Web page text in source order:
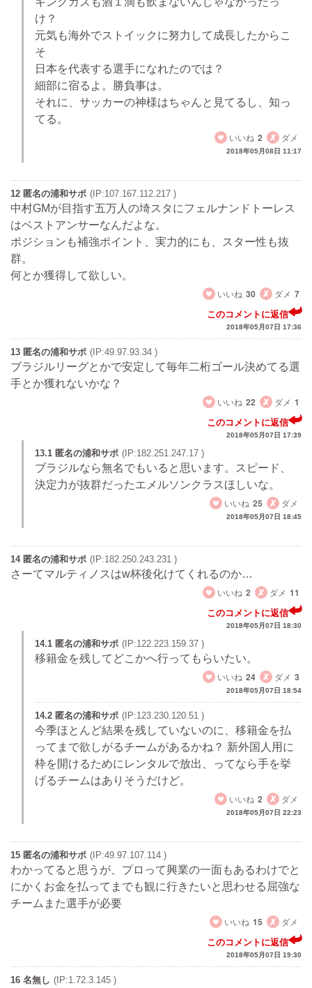
け？
元気も海外でストイックに努力して成長したからこ
そ
日本を代表する選手になれたのでは？
細部に宿るよ。勝負事は。
それに、サッカーの神様はちゃんと見てるし、知っ
てる。
いいね 2 ダメ
2018年05月08日 11:17
12 匿名の浦和サポ (IP:107.167.112.217 )
中村GMが目指す五万人の埼スタにフェルナンドトーレス
はベストアンサーなんだよな。
ポジションも補強ポイント、実力的にも、スター性も抜
群。
何とか獲得して欲しい。
いいね 30 ダメ 7
このコメントに返信
2018年05月07日 17:36
13 匿名の浦和サポ (IP:49.97.93.34 )
ブラジルリーグとかで安定して毎年二桁ゴール決めてる選
手とか獲れないかな？
いいね 22 ダメ 1
このコメントに返信
2018年05月07日 17:39
13.1 匿名の浦和サポ (IP:182.251.247.17 )
ブラジルなら無名でもいると思います。スピード、
決定力が抜群だったエメルソンクラスほしいな。
いいね 25 ダメ
2018年05月07日 18:45
14 匿名の浦和サポ (IP:182.250.243.231 )
さーてマルティノスはw杯後化けてくれるのか…
いいね 2 ダメ 11
このコメントに返信
2018年05月07日 18:30
14.1 匿名の浦和サポ (IP:122.223.159.37 )
移籍金を残してどこかへ行ってもらいたい。
いいね 24 ダメ 3
2018年05月07日 18:54
14.2 匿名の浦和サポ (IP:123.230.120.51 )
今季ほとんど結果を残していないのに、移籍金を払
ってまで欲しがるチームがあるかね？ 新外国人用に
枠を開けるためにレンタルで放出、ってなら手を挙
げるチームはありそうだけど。
いいね 2 ダメ
2018年05月07日 22:23
15 匿名の浦和サポ (IP:49.97.107.114 )
わかってると思うが、プロって興業の一面もあるわけでと
にかくお金を払ってまでも観に行きたいと思わせる屈強な
チームまた選手が必要
いいね 15 ダメ
このコメントに返信
2018年05月07日 19:30
16 名無し (IP:1.72.3.145 )